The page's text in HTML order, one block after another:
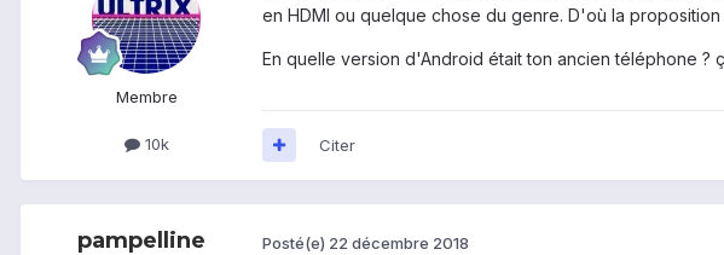
Membre
10k
en HDMI ou quelque chose du genre. D'où la
En quelle version d'Android était ton ancien téléphone
Citer
pampelline Posté(e) 22 décembre 2018